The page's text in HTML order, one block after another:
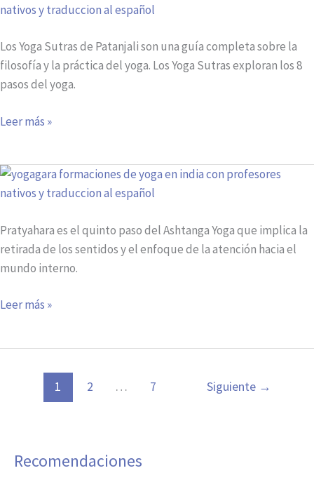
Los Yoga Sutras de Patanjali son una guía completa sobre la
filosofía y la práctica del yoga. Los Yoga Sutras exploran los 8
pasos del yoga.
son
Yoga
sutras
de
Leer más »
Pratyahara es el quinto paso del Ashtanga Yoga que implica la
retirada de los sentidos y el enfoque de la atención hacia el
mundo interno.
¿Qué
significa
Leer más »
1 2 … 7 Siguiente →
Recomendaciones